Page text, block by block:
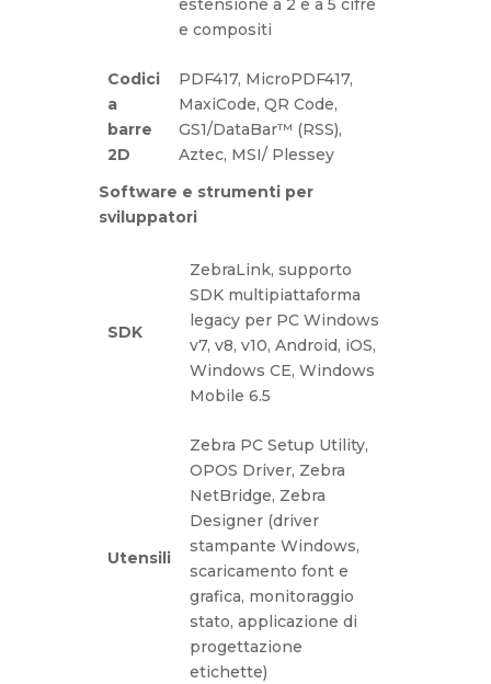
estensione a 2 e a 5 cifre
e compositi
Codici
a
barre
2D
PDF417, MicroPDF417,
MaxiCode, QR Code,
GS1/DataBar™ (RSS),
Aztec, MSI/ Plessey
Software e strumenti per
sviluppatori
SDK
ZebraLink, supporto
SDK multipiattaforma
legacy per PC Windows
v7, v8, v10, Android, iOS,
Windows CE, Windows
Mobile 6.5
Utensili
Zebra PC Setup Utility,
OPOS Driver, Zebra
NetBridge, Zebra
Designer (driver
stampante Windows,
scaricamento font e
grafica, monitoraggio
stato, applicazione di
progettazione
etichette)